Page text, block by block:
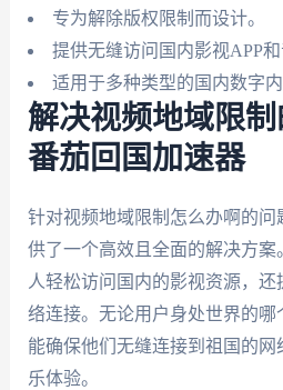
专为解除版权限制而设计。
提供无缝访问国内影视APP和
适用于多种类型的国内数字内
解决视频地域限
番茄回国加速器
针对视频地域限制怎么办啊的问
供了一个高效且全面的解决方
人轻松访问国内的影视资源，还
络连接。无论用户身处世界的
能确保他们无缝连接到祖国的
乐体验。